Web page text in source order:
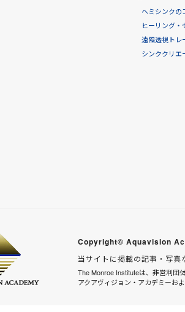
ヘミシンクの
ヒーリング・
遠隔透視トレ
シンククリエ
Copyright© Aquavision
当サイトに掲載の記事・写真
The Monroe Instituteは、非営利団
アクアヴィジョン・アカデミーお